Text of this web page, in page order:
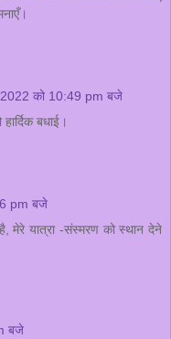
को 10:49 pm बजे
बधाई।
pm बजे
मेरे यात्रा -संस्मरण को स्थान देने
बजे